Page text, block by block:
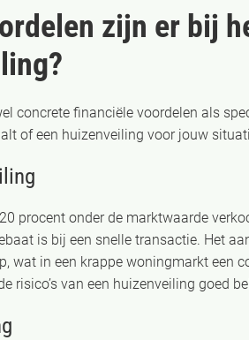
zijn er bij
concrete financiële voordelen als
of een huizenveiling voor jouw
procent onder de marktwaarde
is bij een snelle transactie. Het
wat in een krappe woningmarkt een
risico’s van een huizenveiling goed